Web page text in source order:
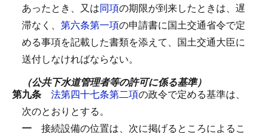
あったとき、又は同項の期限が到来したときは、遅
滞なく、 第六条第一項の申請書に国土交通省令で定
める事項を記載した書類を添えて、国土交通大臣に
送付しなければならない。
（公共下水道管理者等の許可に係る基準）
第九条 法第四十七条第二項の政令で定める基準は、
次のとおりとする。
一 接続設備の位置は、次に掲げるところによるこ